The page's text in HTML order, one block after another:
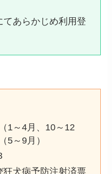
あらかじめ利用登
1～4月、10～12
5～9月）
犬病予防注射済票